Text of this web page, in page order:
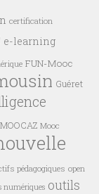
certification
e-learning
FUN-Mooc
Guéret
MOOCAZ Mooc
pédagogiques open
numériques outils